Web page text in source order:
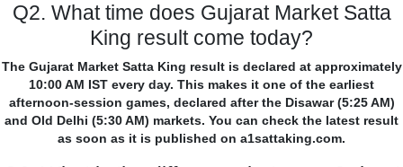
Q2. What time does Gujarat Market Satta
King result come today?
The Gujarat Market Satta King result is declared at approximately
10:00 AM IST every day. This makes it one of the earliest
afternoon-session games, declared after the Disawar (5:25 AM)
and Old Delhi (5:30 AM) markets. You can check the latest result
as soon as it is published on a1sattaking.com.